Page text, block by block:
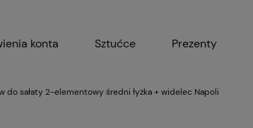
konta Sztućce Prezenty
do sałaty 2-elementowy średni łyżka + widelec Napoli